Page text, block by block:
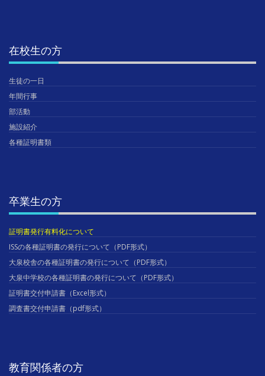
在校生の方
生徒の一日
年間行事
部活動
施設紹介
各種証明書類
卒業生の方
証明書発行有料化について
ISSの各種証明書の発行について（PDF形式）
大泉校舎の各種証明書の発行について（PDF形式）
大泉中学校の各種証明書の発行について（PDF形式）
証明書交付申請書（Excel形式）
調査書交付申請書（pdf形式）
教育関係者の方